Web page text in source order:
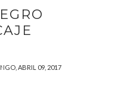
ABRIL 09, 2017